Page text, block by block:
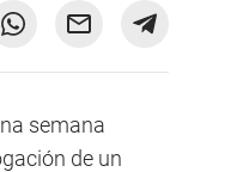
semana
de un